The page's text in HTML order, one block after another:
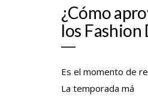
¿Cómo
los Fashion
Es el momento de
La temporada má